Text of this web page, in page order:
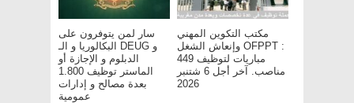
سار لمن يتوفرون على
البكالوريا و الـ DEUG و
الدبلوم و الإجازة أو
الماستر توظيف 1.800
بعدة مصالح و إدارات
عمومية
مكتب التكوين المهني
وإنعاش الشغل OFPPT :
مباريات لتوظيف 449
مناصب. آخر أجل 6 شتنبر
2026